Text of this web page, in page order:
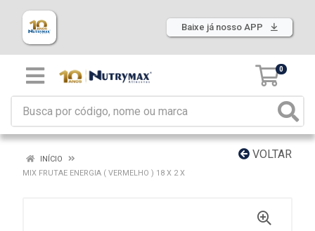
Baixe já nosso APP
0
VOLTAR
INÍCIO
MIX FRUTAE ENERGIA ( VERMELHO ) 18 X 2 X